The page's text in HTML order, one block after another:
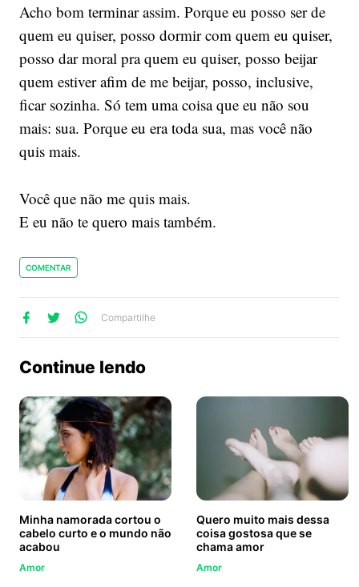
Acho bom terminar assim. Porque eu posso ser de
quem eu quiser, posso dormir com quem eu quiser,
posso dar moral pra quem eu quiser, posso beijar
quem estiver afim de me beijar, posso, inclusive,
ficar sozinha. Só tem uma coisa que eu não sou
mais: sua. Porque eu era toda sua, mas você não
quis mais.
Você que não me quis mais.
E eu não te quero mais também.
COMENTAR
Compartilhe
Continue lendo
Minha namorada cortou o
cabelo curto e o mundo não
acabou
Amor
Quero muito mais dessa
coisa gostosa que se
chama amor
Amor